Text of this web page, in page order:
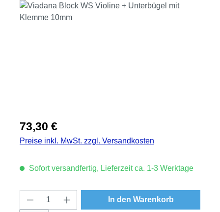
Bildergalerie überspringen
Regulärer Preis:
73,30 €
Preise inkl. MwSt. zzgl. Versandkosten
Sofort versandfertig, Lieferzeit ca. 1-3 Werktage
Produkt Anzahl: Gib den gewünschten
In den Warenkorb